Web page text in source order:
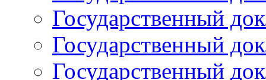
Государственный
Государственный
Государственный